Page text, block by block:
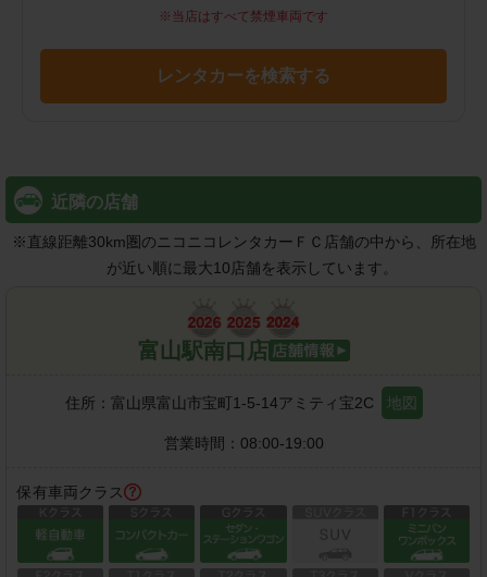
※ 当店はすべて禁煙車両です
レンタカーを検索する
近隣の店舗
※直線距離30km圏のニコニコレンタカーＦＣ店舗の中から、所在地
が近い順に最大10店舗を表示しています。
富山駅南口店
住所： 富山県富山市宝町1-5-14アミティ宝2C 地図
営業時間： 08:00-19:00
保有車両クラス